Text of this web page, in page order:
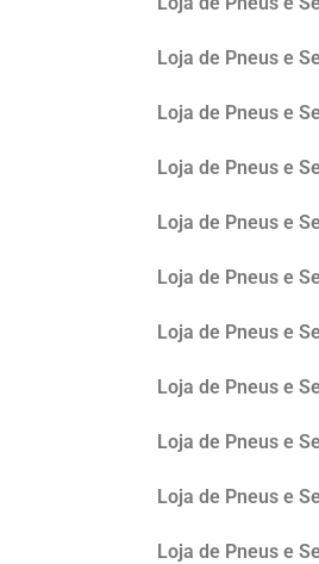
Loja de Pneus e
Loja de Pneus e
Loja de Pneus e
Loja de Pneus e
Loja de Pneus e
Loja de Pneus e
Loja de Pneus e
Loja de Pneus e
Loja de Pneus e
Loja de Pneus e